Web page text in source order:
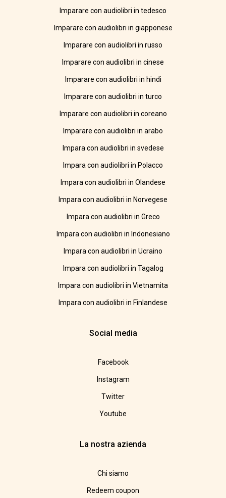
Imparare con audiolibri in tedesco
Imparare con audiolibri in giapponese
Imparare con audiolibri in russo
Imparare con audiolibri in cinese
Imparare con audiolibri in hindi
Imparare con audiolibri in turco
Imparare con audiolibri in coreano
Imparare con audiolibri in arabo
Impara con audiolibri in svedese
Impara con audiolibri in Polacco
Impara con audiolibri in Olandese
Impara con audiolibri in Norvegese
Impara con audiolibri in Greco
Impara con audiolibri in Indonesiano
Impara con audiolibri in Ucraino
Impara con audiolibri in Tagalog
Impara con audiolibri in Vietnamita
Impara con audiolibri in Finlandese
Social media
Facebook
Instagram
Twitter
Youtube
La nostra azienda
Chi siamo
Redeem coupon